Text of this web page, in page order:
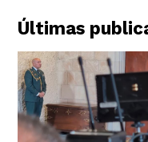
Últimas